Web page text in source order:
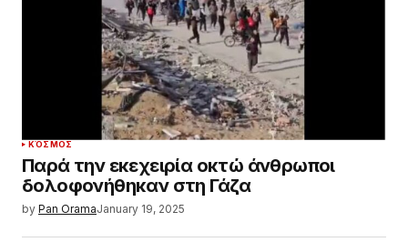
ΚΌΣΜΟΣ
Παρά την εκεχειρία οκτώ άνθρωποι
δολοφονήθηκαν στη Γάζα
by Pan OramaJanuary 19, 2025